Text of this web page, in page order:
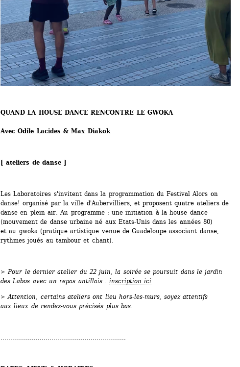
QUAND LA HOUSE DANCE RENCONTRE LE GWOKA
Avec Odile Lacides & Max Diakok
[ ateliers de danse ]
Les Laboratoires s'invitent dans la programmation du Festival Alors on
danse! organisé par la ville d'Aubervilliers, et proposent quatre ateliers de
danse en plein air. Au programme : une initiation à la house dance
(mouvement de danse urbaine né aux Etats-Unis dans les années 80)
et au gwoka (pratique artistique venue de Guadeloupe associant danse,
rythmes joués au tambour et chant).
> Pour le dernier atelier du 22 juin, la soirée se poursuit dans le jardin
des Labos avec un repas antillais : inscription ici
> Attention, certains ateliers ont lieu hors-les-murs, soyez attentifs
aux lieux de rendez-vous précisés plus bas.